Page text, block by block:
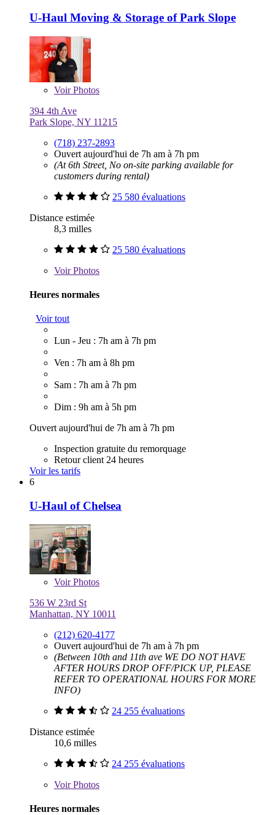
U-Haul Moving & Storage of Park Slope
VoirPhotos
394 4th Ave
Park Slope, NY 11215
(718) 237-2893
Ouvert aujourd'hui de 7h am à 7h pm
(At 6th Street, No on-site parking available for
customers during rental)
25 580 évaluations
Distance estimée
8,3 milles
25 580 évaluations
VoirPhotos
Heures normales
Voir tout
Lun - Jeu : 7h am à 7h pm
Ven : 7h am à 8h pm
Sam : 7h am à 7h pm
Dim : 9h am à 5h pm
Ouvert aujourd'hui de 7h am à 7h pm
Inspection gratuite du remorquage
Retour client 24 heures
Voir les tarifs
6
U-Haul of Chelsea
VoirPhotos
536 W 23rd St
Manhattan, NY 10011
(212) 620-4177
Ouvert aujourd'hui de 7h am à 7h pm
(Between 10th and 11th ave WE DO NOT HAVE
AFTER HOURS DROP OFF/PICK UP, PLEASE
REFER TO OPERATIONAL HOURS FOR MORE
INFO)
24 255 évaluations
Distance estimée
10,6 milles
24 255 évaluations
VoirPhotos
Heures normales